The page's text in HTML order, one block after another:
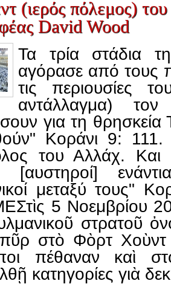
(ιερός πόλεμος)
David Wood
Τα τρία στάδια
αγόρασε από τους
τις περιουσίες
αντάλλαγμα)
για τη
Κοράνι 9:
του Αλλάχ. Και
[αυστηροί]
μεταξύ τους"
5 Νοεμβρίου
στρατοῦ
πῦρ στὸ Φὸρτ
πέθαναν καὶ
κατηγορίες γιὰ